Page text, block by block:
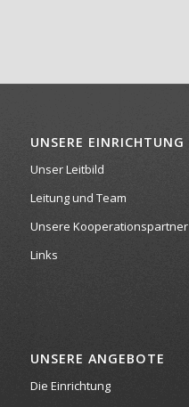
UNSERE EINRICHTUNG
Unser Leitbild
Leitung und Team
Unsere Kooperationspartner
Links
UNSERE ANGEBOTE
Die Einrichtung